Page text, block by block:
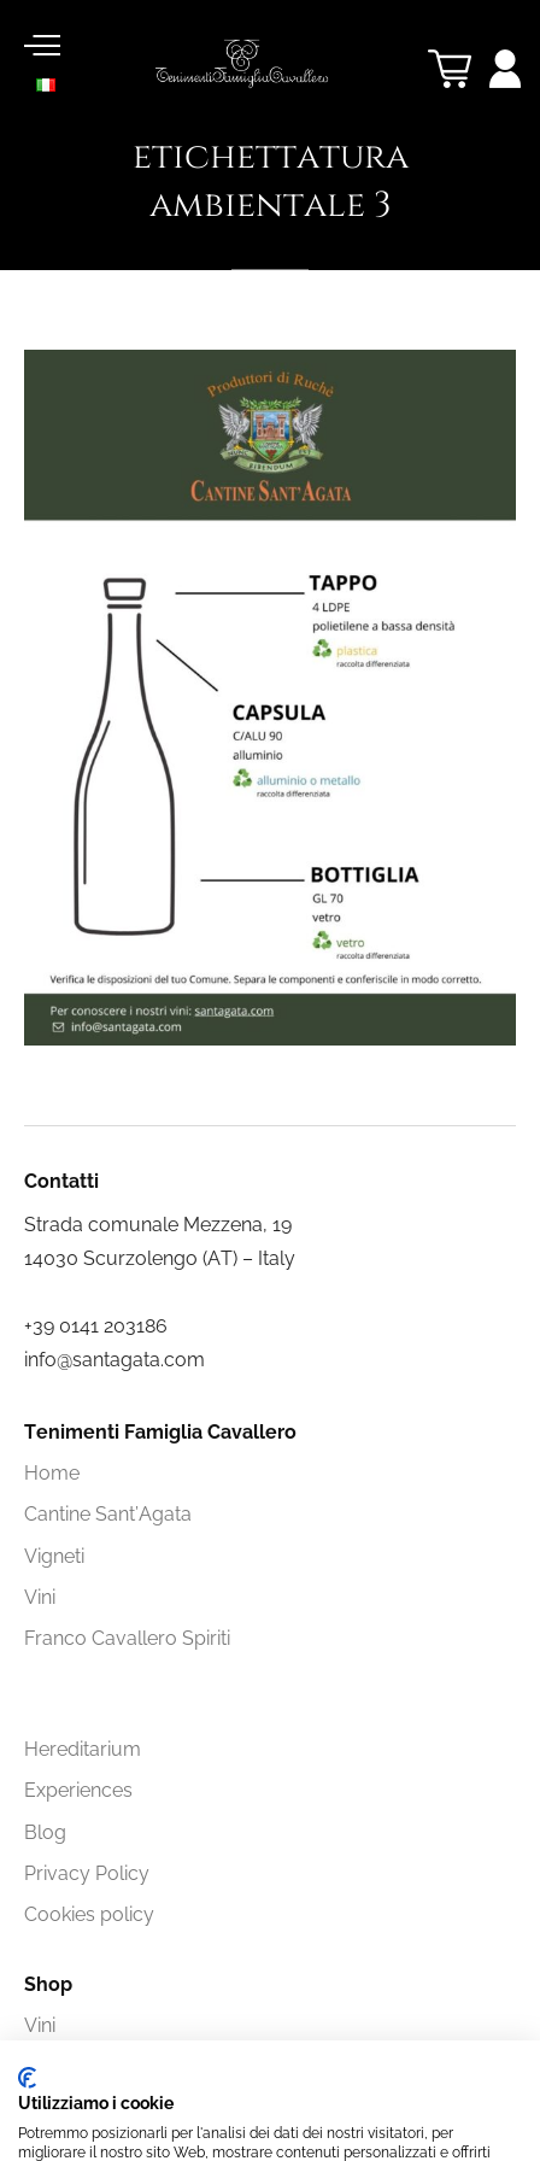
etichettatura
ambientale 3
Contatti
Strada comunale Mezzena, 19
14030 Scurzolengo (AT) – Italy
+39 0141 203186
info@santagata.com
Tenimenti Famiglia Cavallero
Home
Cantine Sant’Agata
Vigneti
Vini
Franco Cavallero Spiriti
Hereditarium
Experiences
Blog
Privacy Policy
Cookies policy
Shop
Vini
Spiriti
Utilizziamo i cookie
Potremmo posizionarli per l'analisi dei dati dei nostri visitatori, per
migliorare il nostro sito Web, mostrare contenuti personalizzati e offrirti